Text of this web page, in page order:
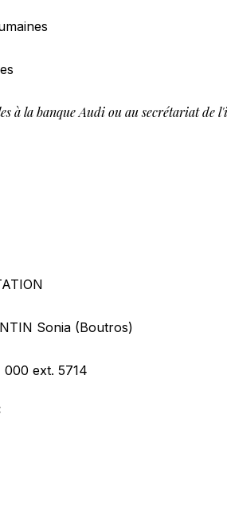
à la banque Audi ou au secrétariat de
Sonia (Boutros)
000 ext. 5714